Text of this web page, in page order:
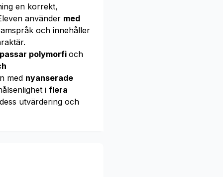
en korrekt,
använder med
och innehåller
polymorfi och
med nyanserade
i flera
utvärdering och